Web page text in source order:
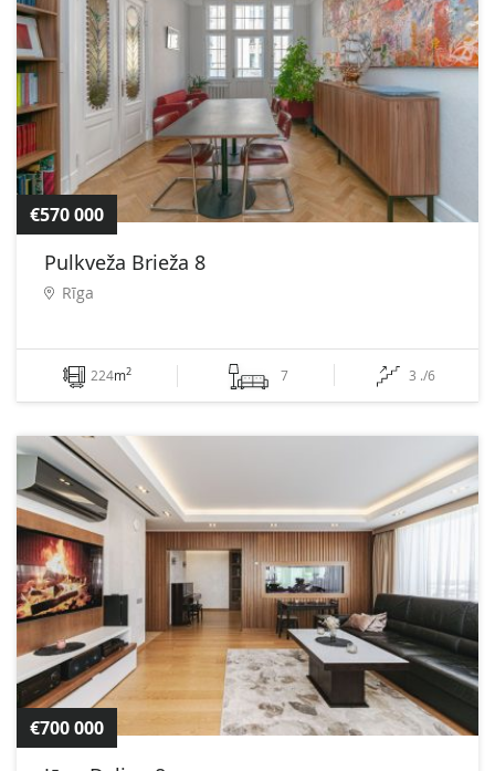
€570 000
Pulkveža Brieža 8
Rīga
224m2 7 3 ./6
€700 000